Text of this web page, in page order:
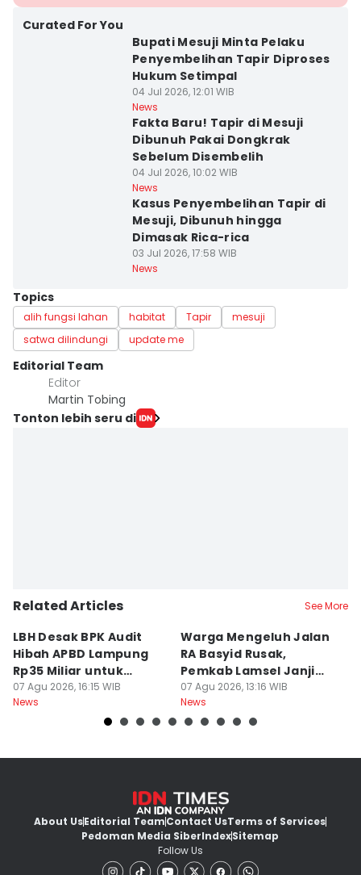
Curated For You
Bupati Mesuji Minta Pelaku
Penyembelihan Tapir Diproses
Hukum Setimpal
04 Jul 2026, 12:01 WIB
News
Fakta Baru! Tapir di Mesuji
Dibunuh Pakai Dongkrak
Sebelum Disembelih
04 Jul 2026, 10:02 WIB
News
Kasus Penyembelihan Tapir di
Mesuji, Dibunuh hingga
Dimasak Rica-rica
03 Jul 2026, 17:58 WIB
News
Topics
alih fungsi lahan habitat Tapir
mesuji
satwa dilindungi
update me
Editorial Team
Editor
Martin Tobing
Tonton lebih seru di
Related Articles See More
LBH Desak BPK Audit
Hibah APBD Lampung
Rp35 Miliar untuk
Kejaksaan
07 Agu 2026, 16:15 WIB
News
Warga Mengeluh Jalan
RA Basyid Rusak,
Pemkab Lamsel Janji
Segera Perbaiki
07 Agu 2026, 13:16 WIB
News
About UsEditorial TeamContact UsTerms of Services
Pedoman Media SiberIndexSitemap
Follow Us